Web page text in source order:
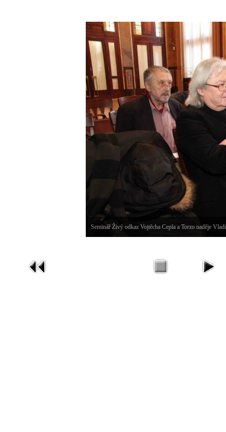
Seminář Živý odkaz Vojtěcha Cepla a Torzo naděje